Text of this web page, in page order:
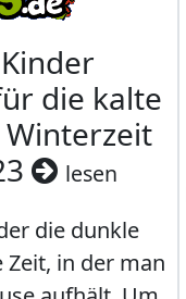
die kalte
lesen
die dunkle
Zeit, in der man